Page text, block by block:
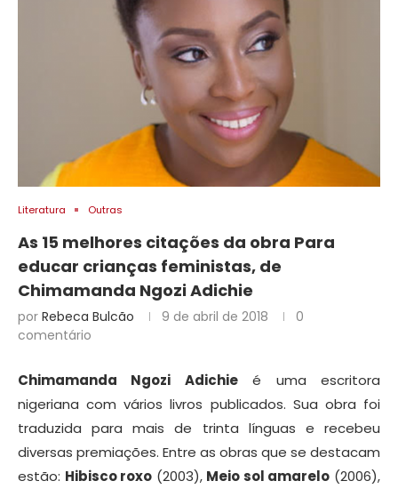
Literatura Outras
As 15 melhores citações da obra Para
educar crianças feministas, de
Chimamanda Ngozi Adichie
por Rebeca Bulcão 9 de abril de 2018
0
comentário
Chimamanda Ngozi Adichieé uma escritora
nigeriana com vários livros publicados. Sua obra foi
traduzida para mais de trinta línguas e recebeu
diversas premiações. Entre as obras que se destacam
estão: Hibisco roxo (2003), Meio sol amarelo (2006),